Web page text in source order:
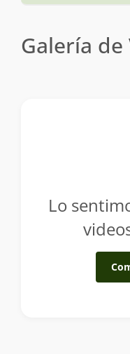
Galería de
Lo